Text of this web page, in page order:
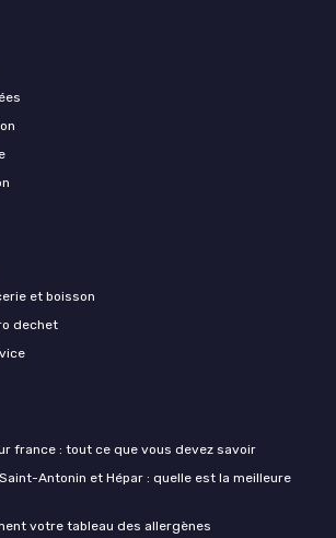
et boisson
dechet
france : tout ce que vous devez savoir
Antonin et Hépar : quelle est la meilleure
votre tableau des allergènes